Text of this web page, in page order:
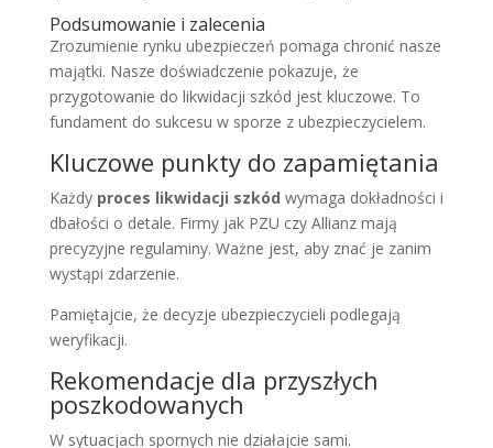
Podsumowanie i zalecenia
Zrozumienie rynku ubezpieczeń pomaga chronić nasze
majątki. Nasze doświadczenie pokazuje, że
przygotowanie do likwidacji szkód jest kluczowe. To
fundament do sukcesu w sporze z ubezpieczycielem.
Kluczowe punkty do zapamiętania
Każdy proces likwidacji szkód wymaga dokładności i
dbałości o detale. Firmy jak PZU czy Allianz mają
precyzyjne regulaminy. Ważne jest, aby znać je zanim
wystąpi zdarzenie.
Pamiętajcie, że decyzje ubezpieczycieli podlegają
weryfikacji.
Rekomendacje dla przyszłych
poszkodowanych
W sytuacjach spornych nie działajcie sami.